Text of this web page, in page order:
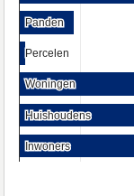
Panden
Panden
Percelen
Percelen
Woningen
Woningen
Huishoudens
Huishoudens
Inwoners
Inwoners